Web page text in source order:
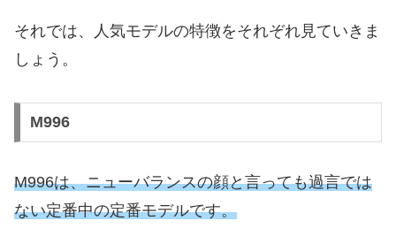
それでは、人気モデルの特徴をそれぞれ見ていきま
しょう。
M996
M996は、ニューバランスの顔と言っても過言では
ない定番中の定番モデルです。